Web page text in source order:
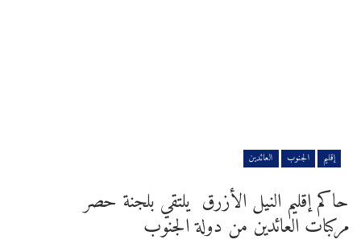
إقليم الجنوب العائدين
حاكم إقليم النيل الأزرق يلتقي بلجنة حصر
مركبات العائدين من دولة الجنوب